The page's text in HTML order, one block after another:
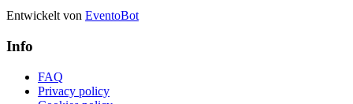
Entwickelt von EventoBot
Info
FAQ
Privacy policy